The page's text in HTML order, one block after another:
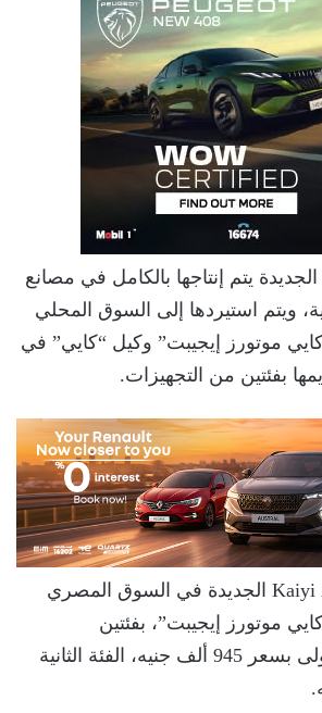
كايي Kaiyi X3 Pro الجديدة يتم إنتاجها بالكامل في مصانع
ويتم استيردها إلى السوق المحلي
موتورز إيجيبت” وكيل “كايي” في
بفئتين من التجهيزات.
تُطرح كايي Kaiyi X3 Pro الجديدة في السوق المصري
موتورز إيجيبت”، بفئتين
مختلفتين، الفئة الأولى بسعر 945 ألف جنيه، الفئة الثانية